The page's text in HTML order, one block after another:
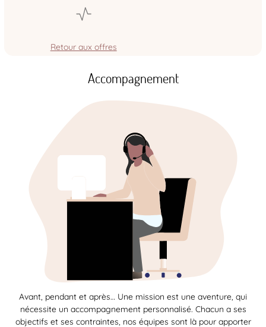
Retour aux offres
Accompagnement
Avant, pendant et après… Une mission est une aventure, qui
nécessite un accompagnement personnalisé. Chacun a ses
objectifs et ses contraintes, nos équipes sont là pour apporter